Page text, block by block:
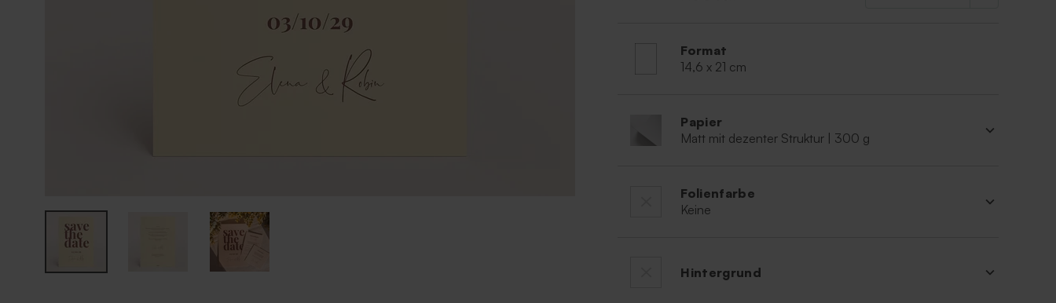
Format
14,6 x 21 cm
Papier
Matt mit dezenter Struktur | 300 g
Folienfarbe
Keine
Hintergrund